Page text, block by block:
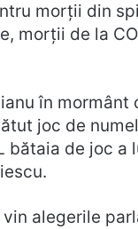
morții din
morții de la
în mormânt
joc de
bătaia de joc a
alegerile